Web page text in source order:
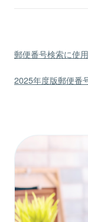
郵便番号検索に使
2025年度版郵便番